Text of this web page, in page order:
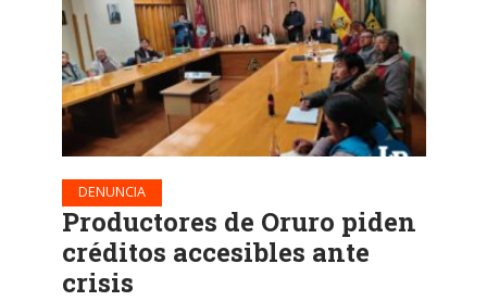
DENUNCIA
Productores de Oruro piden
créditos accesibles ante
crisis